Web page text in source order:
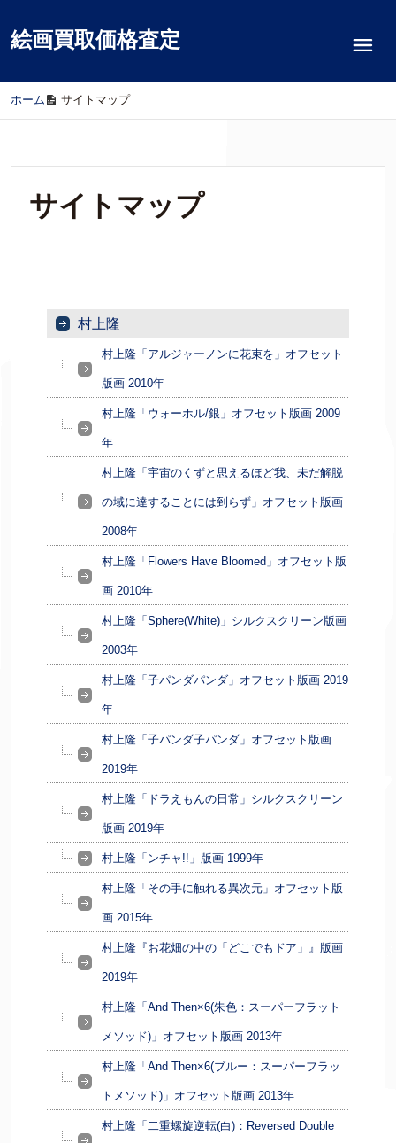
絵画買取価格査定
ホーム / サイトマップ
サイトマップ
村上隆
村上隆「アルジャーノンに花束を」オフセット
版画 2010年
村上隆「ウォーホル/銀」オフセット版画 2009
年
村上隆「宇宙のくずと思えるほど我、未だ解脱
の域に達することには到らず」オフセット版画
2008年
村上隆「Flowers Have Bloomed」オフセット版
画 2010年
村上隆「Sphere(White)」シルクスクリーン版画
2003年
村上隆「子パンダパンダ」オフセット版画 2019
年
村上隆「子パンダ子パンダ」オフセット版画
2019年
村上隆「ドラえもんの日常」シルクスクリーン
版画 2019年
村上隆「ンチャ!!」版画 1999年
村上隆「その手に触れる異次元」オフセット版
画 2015年
村上隆『お花畑の中の「どこでもドア」』版画
2019年
村上隆「And Then×6(朱色：スーパーフラット
メソッド)」オフセット版画 2013年
村上隆「And Then×6(ブルー：スーパーフラッ
トメソッド)」オフセット版画 2013年
村上隆「二重螺旋逆転(白)：Reversed Double